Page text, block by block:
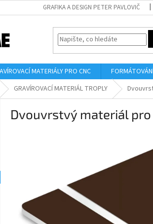
GRAFIKA A DESIGN PETER PAVLOVIČ
MATERIÁLY PRO CNC
GRAVÍROVACÍ MATERIÁL TROPLY
Dvouvrstvý materiál